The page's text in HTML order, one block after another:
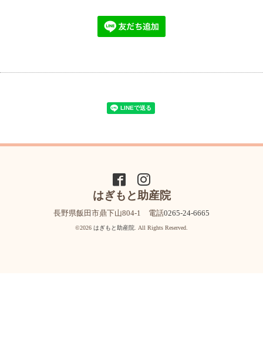
はぎもと助産院
長野県飯田市鼎下山804-1 電話0265-24-6665
©2026 はぎもと助産院 . All Rights Reserved.